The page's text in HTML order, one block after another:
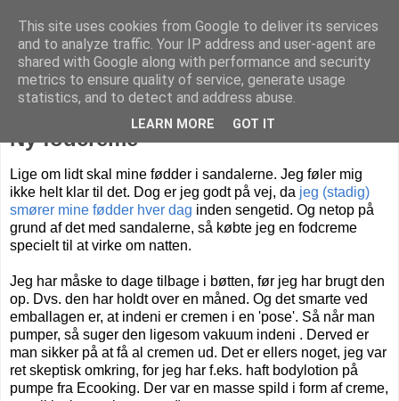
Livet på Vestegnen
Ny fodcreme
Lige om lidt skal mine fødder i sandalerne. Jeg føler mig
ikke helt klar til det. Dog er jeg godt på vej, da jeg (stadig)
smører mine fødder hver dag inden sengetid. Og netop på
grund af det med sandalerne, så købte jeg en fodcreme
specielt til at virke om natten.
Jeg har måske to dage tilbage i bøtten, før jeg har brugt den
op. Dvs. den har holdt over en måned. Og det smarte ved
emballagen er, at indeni er cremen i en 'pose'. Så når man
pumper, så suger den ligesom vakuum indeni . Derved er
man sikker på at få al cremen ud. Det er ellers noget, jeg var
ret skeptisk omkring, for jeg har f.eks. haft bodylotion på
pumpe fra Ecooking. Der var en masse spild i form af creme,
This site uses cookies from Google to deliver its services
and to analyze traffic. Your IP address and user-agent are
shared with Google along with performance and security
metrics to ensure quality of service, generate usage
statistics, and to detect and address abuse.
LEARN MORE GOT IT